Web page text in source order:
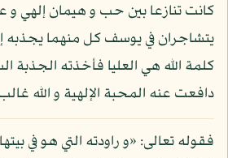
كانت تنازعا بين حب و هيمان إلهي
يتشاجران في يوسف كل منهما يجذبه
كلمة الله هي العليا فأخذته الجذبة
دافعت عنه المحبة الإلهية و الله
فقوله تعالى: «و راودته التي هو في